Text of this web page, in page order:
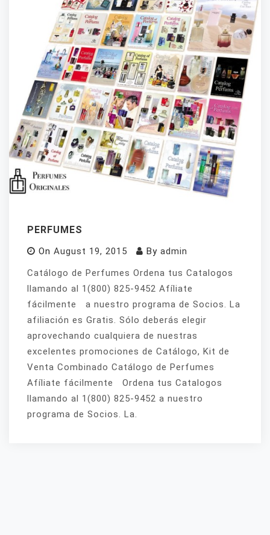
PERFUMES
On August 19, 2015 By admin
Catálogo de Perfumes Ordena tus Catalogos
llamando al 1(800) 825-9452 Afíliate
fácilmente a nuestro programa de Socios. La
afiliación es Gratis. Sólo deberás elegir
aprovechando cualquiera de nuestras
excelentes promociones de Catálogo, Kit de
Venta Combinado Catálogo de Perfumes
Afíliate fácilmente Ordena tus Catalogos
llamando al 1(800) 825-9452 a nuestro
programa de Socios. La.